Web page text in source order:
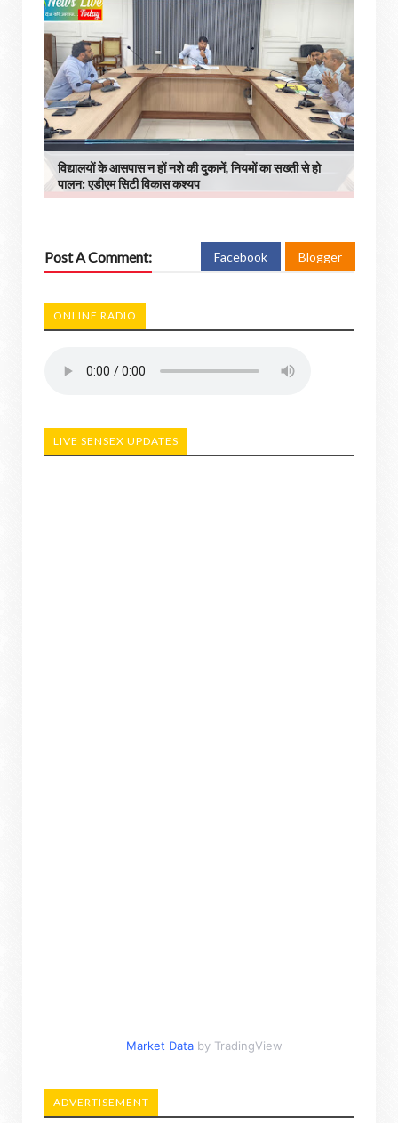
विद्यालयों के आसपास न हों नशे की दुकानें, नियमों का सख्ती से हो
पालन: एडीएम सिटी विकास कश्यप
Post A Comment: Facebook Blogger
ONLINE RADIO
LIVE SENSEX UPDATES
Market Data by TradingView
ADVERTISEMENT